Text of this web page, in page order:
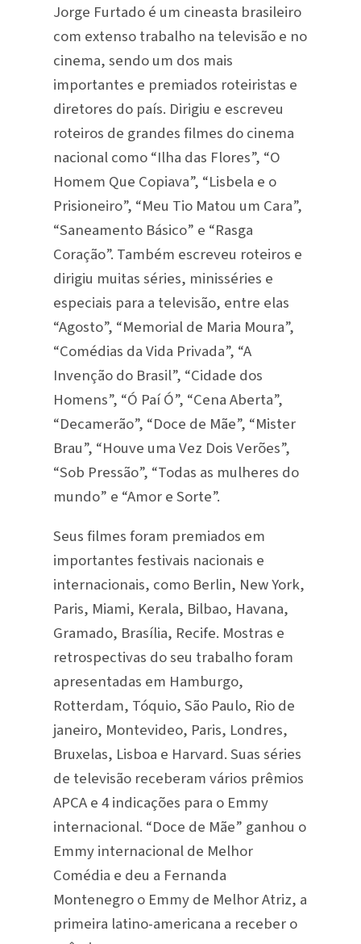
Jorge Furtado é um cineasta brasileiro
com extenso trabalho na televisão e no
cinema, sendo um dos mais
importantes e premiados roteiristas e
diretores do país. Dirigiu e escreveu
roteiros de grandes filmes do cinema
nacional como “Ilha das Flores”, “O
Homem Que Copiava”, “Lisbela e o
Prisioneiro”, “Meu Tio Matou um Cara”,
“Saneamento Básico” e “Rasga
Coração”. Também escreveu roteiros e
dirigiu muitas séries, minisséries e
especiais para a televisão, entre elas
“Agosto”, “Memorial de Maria Moura”,
“Comédias da Vida Privada”, “A
Invenção do Brasil”, “Cidade dos
Homens”, “Ó Paí Ó”, “Cena Aberta”,
“Decamerão”, “Doce de Mãe”, “Mister
Brau”, “Houve uma Vez Dois Verões”,
“Sob Pressão”, “Todas as mulheres do
mundo” e “Amor e Sorte”.
Seus filmes foram premiados em
importantes festivais nacionais e
internacionais, como Berlin, New York,
Paris, Miami, Kerala, Bilbao, Havana,
Gramado, Brasília, Recife. Mostras e
retrospectivas do seu trabalho foram
apresentadas em Hamburgo,
Rotterdam, Tóquio, São Paulo, Rio de
janeiro, Montevideo, Paris, Londres,
Bruxelas, Lisboa e Harvard. Suas séries
de televisão receberam vários prêmios
APCA e 4 indicações para o Emmy
internacional. “Doce de Mãe” ganhou o
Emmy internacional de Melhor
Comédia e deu a Fernanda
Montenegro o Emmy de Melhor Atriz, a
primeira latino-americana a receber o